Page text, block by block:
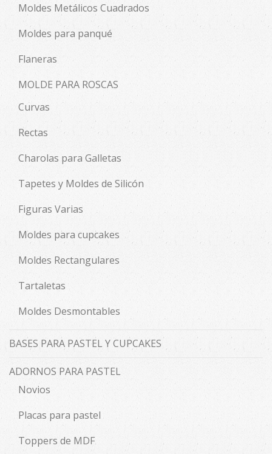
Moldes Metálicos Cuadrados
Moldes para panqué
Flaneras
MOLDE PARA ROSCAS
Curvas
Rectas
Charolas para Galletas
Tapetes y Moldes de Silicón
Figuras Varias
Moldes para cupcakes
Moldes Rectangulares
Tartaletas
Moldes Desmontables
BASES PARA PASTEL Y CUPCAKES
ADORNOS PARA PASTEL
Novios
Placas para pastel
Toppers de MDF